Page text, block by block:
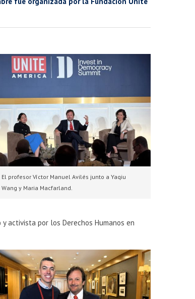
El profesor Víctor Manuel Avilés junto a Yaqiu
Wang y Maria Macfarland.
activista por los Derechos Humanos en